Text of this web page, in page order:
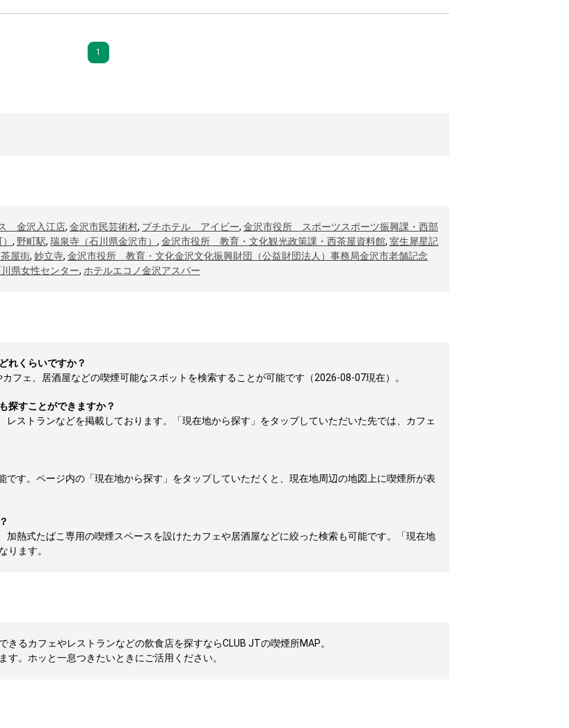
1
金沢入江店, 金沢市民芸術村, プチホテル アイビー, 金沢市役所 スポーツスポーツ振興課・西部
, 野町駅, 瑞泉寺（石川県金沢市） , 金沢市役所 教育・文化観光政策課・西茶屋資料館, 室生犀星記
屋街, 妙立寺, 金沢市役所 教育・文化金沢文化振興財団（公益財団法人）事務局金沢市老舗記念
県女性センター, ホテルエコノ金沢アスパー
れくらいですか？
フェ、居酒屋などの喫煙可能なスポットを検索することが可能です（2026-08-07現在）。
探すことができますか？
ストランなどを掲載しております。「現在地から探す」をタップしていただいた先では、カフェ
す。ページ内の「現在地から探す」をタップしていただくと、現在地周辺の地図上に喫煙所が表
加熱式たばこ専用の喫煙スペースを設けたカフェや居酒屋などに絞った検索も可能です。「現在地
ります。
るカフェやレストランなどの飲食店を探すならCLUB JTの喫煙所MAP。
。ホッと一息つきたいときにご活用ください。